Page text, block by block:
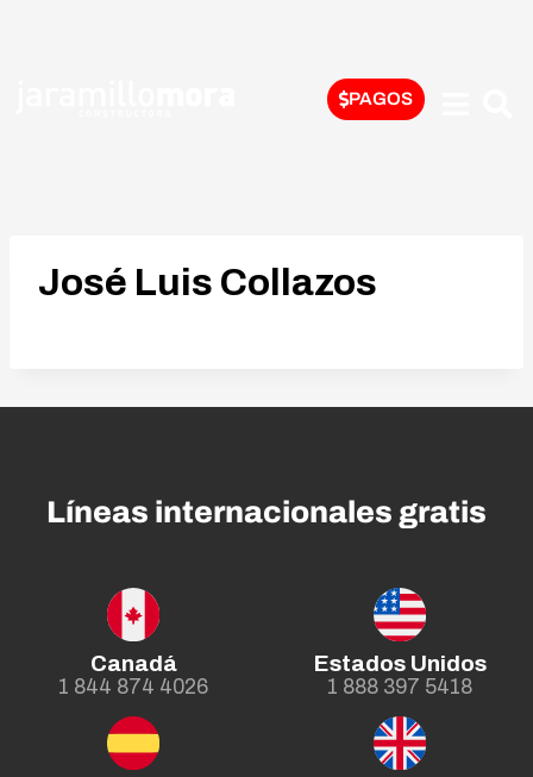
PAGOS
José Luis Collazos
Líneas internacionales gratis
Canadá
1 844 874 4026
Estados Unidos
1 888 397 5418